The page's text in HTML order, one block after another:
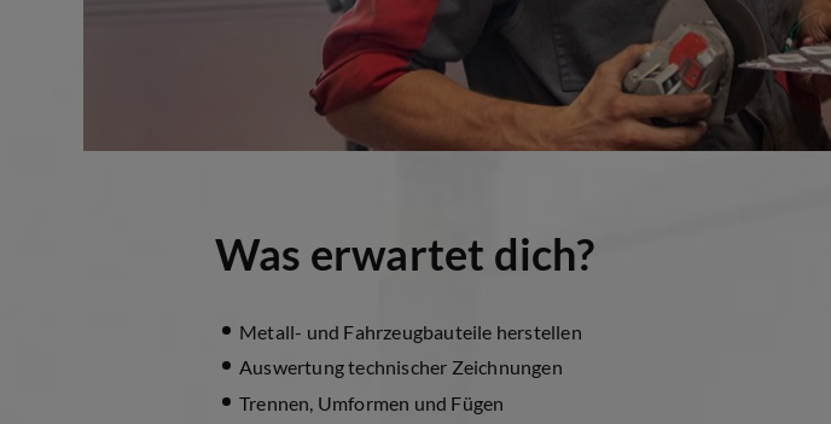
Was erwartet dich?
Metall- und Fahrzeugbauteile herstellen
Auswertung technischer Zeichnungen
Trennen, Umformen und Fügen